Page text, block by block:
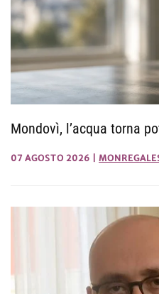
Mondovì, l’acqua torna
07 AGOSTO 2026